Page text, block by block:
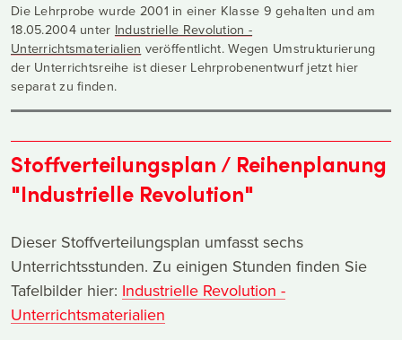
Die Lehrprobe wurde 2001 in einer Klasse 9 gehalten und am
18.05.2004 unter Industrielle Revolution -
Unterrichtsmaterialien veröffentlicht. Wegen Umstrukturierung
der Unterrichtsreihe ist dieser Lehrprobenentwurf jetzt hier
separat zu finden.
Stoffverteilungsplan / Reihenplanung
"Industrielle Revolution"
Dieser Stoffverteilungsplan umfasst sechs
Unterrichtsstunden. Zu einigen Stunden finden Sie
Tafelbilder hier: Industrielle Revolution -
Unterrichtsmaterialien